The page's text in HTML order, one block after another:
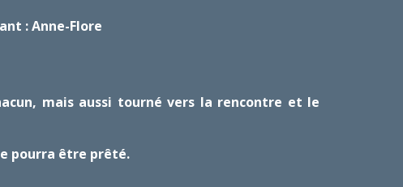
: Anne-Flore
mais aussi tourné vers la rencontre et le
pourra être prêté.